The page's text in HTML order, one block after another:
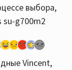
выбора,
su-g700m2
Vincent,